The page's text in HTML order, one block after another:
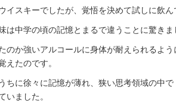
イスキーでしたが、覚悟を決めて試しに飲ん
は中学の頃の記憶とまるで違うことに驚きま
のか強いアルコールに身体が耐えられるよ
えたのです。
ちに徐々に記憶が薄れ、狭い思考領域の中
いました。